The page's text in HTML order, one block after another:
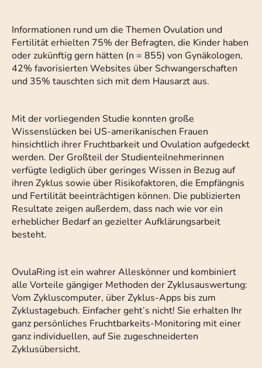
Informationen rund um die Themen Ovulation und
Fertilität erhielten 75% der Befragten, die Kinder haben
oder zukünftig gern hätten (n = 855) von Gynäkologen,
42% favorisierten Websites über Schwangerschaften
und 35% tauschten sich mit dem Hausarzt aus.
Mit der vorliegenden Studie konnten große
Wissenslücken bei US-amerikanischen Frauen
hinsichtlich ihrer Fruchtbarkeit und Ovulation aufgedeckt
werden. Der Großteil der Studienteilnehmerinnen
verfügte lediglich über geringes Wissen in Bezug auf
ihren Zyklus sowie über Risikofaktoren, die Empfängnis
und Fertilität beeinträchtigen können. Die publizierten
Resultate zeigen außerdem, dass nach wie vor ein
erheblicher Bedarf an gezielter Aufklärungsarbeit
besteht.
OvulaRing ist ein wahrer Alleskönner und kombiniert
alle Vorteile gängiger Methoden der Zyklusauswertung:
Vom Zykluscomputer, über Zyklus-Apps bis zum
Zyklustagebuch. Einfacher geht’s nicht! Sie erhalten Ihr
ganz persönliches Fruchtbarkeits-Monitoring mit einer
ganz individuellen, auf Sie zugeschneiderten
Zyklusübersicht.